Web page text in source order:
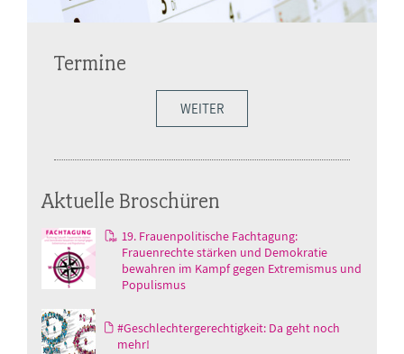
Termine
WEITER
Aktuelle Broschüren
19. Frauenpolitische Fachtagung:
Frauenrechte stärken und Demokratie
bewahren im Kampf gegen Extremismus und
Populismus
#Geschlechtergerechtigkeit: Da geht noch
mehr!